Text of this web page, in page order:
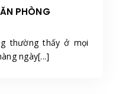
PHÒNG
thường thấy ở mọi
ngày[...]